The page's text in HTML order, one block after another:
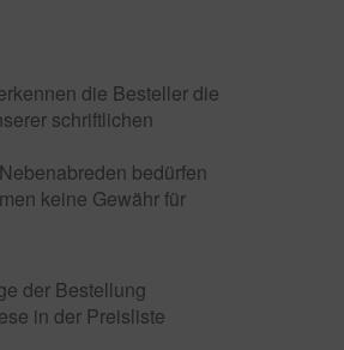
die Besteller die
schriftlichen
bedürfen
keine Gewähr für
der Bestellung
in der Preisliste